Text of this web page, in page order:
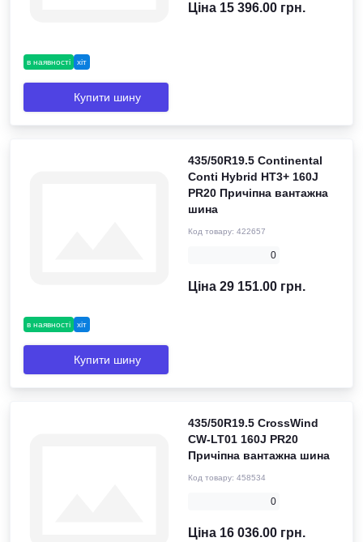
в наявності хіт
Ціна 15 396.00 грн.
Купити шину
в наявності хіт
435/50R19.5 Continental
Conti Hybrid HT3+ 160J
PR20 Причіпна вантажна
шина
Код товару: 422657
0
Ціна 29 151.00 грн.
Купити шину
435/50R19.5 CrossWind
CW-LT01 160J PR20
Причіпна вантажна шина
Код товару: 458534
0
Ціна 16 036.00 грн.